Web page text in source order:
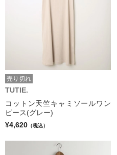
売り切れ
TUTIE.
コットン天竺キャミソールワン
ピース(グレー)
¥4,620 （税込）